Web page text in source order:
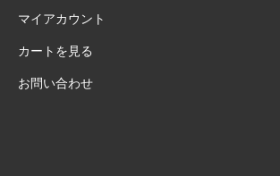
マイアカウント
カートを見る
お問い合わせ